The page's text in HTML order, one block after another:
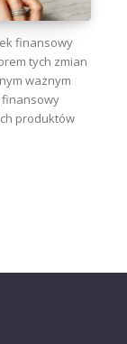
finansowy
tych zmian
ważnym
finansowy
produktów